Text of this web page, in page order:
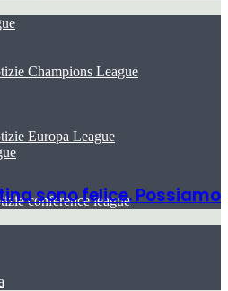
Champions League
Europa League
conference league
sono felice. Possiamo